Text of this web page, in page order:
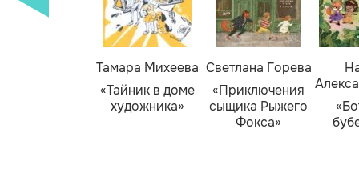
Тамара Михеева
«Тайник в доме
художника»
Светлана Горева
«Приключения
сыщика Рыжего
Фокса»